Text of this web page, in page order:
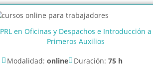
PRL en Oficinas y Despachos e Introducción a
Primeros Auxilios
Modalidad: online Duración: 75 h